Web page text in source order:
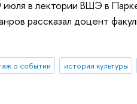
в лектории ВШЭ в
рассказал доцент
о событии история культуры